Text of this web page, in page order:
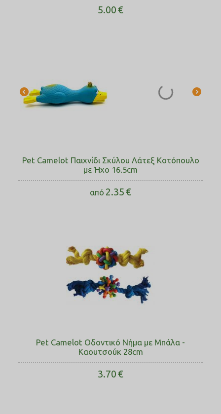
5.00€
Pet Camelot Παιχνίδι Σκύλου Λάτεξ Κοτόπουλο
με Ήχο 16.5cm
από 2.35€
Pet Camelot Οδοντικό Νήμα με Μπάλα -
Καουτσούκ 28cm
3.70€